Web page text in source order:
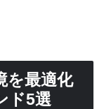
を最適化
ド5選